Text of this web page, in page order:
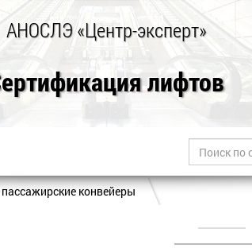
АНОСЛЭ «Центр-эксперт»
лифтов
конвейеры